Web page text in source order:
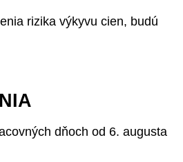
rizika výkyvu cien, budú
dňoch od 6. augusta